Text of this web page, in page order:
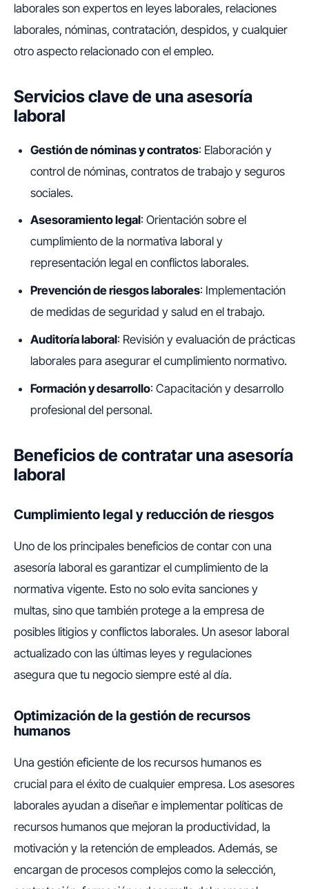
laborales son expertos en leyes laborales, relaciones
laborales, nóminas, contratación, despidos, y cualquier
otro aspecto relacionado con el empleo.
Servicios clave de una asesoría
laboral
Gestión de nóminas y contratos: Elaboración y
control de nóminas, contratos de trabajo y seguros
sociales.
Asesoramiento legal: Orientación sobre el
cumplimiento de la normativa laboral y
representación legal en conflictos laborales.
Prevención de riesgos laborales: Implementación
de medidas de seguridad y salud en el trabajo.
Auditoría laboral: Revisión y evaluación de prácticas
laborales para asegurar el cumplimiento normativo.
Formación y desarrollo: Capacitación y desarrollo
profesional del personal.
Beneficios de contratar una asesoría
laboral
Cumplimiento legal y reducción de riesgos
Uno de los principales beneficios de contar con una
asesoría laboral es garantizar el cumplimiento de la
normativa vigente. Esto no solo evita sanciones y
multas, sino que también protege a la empresa de
posibles litigios y conflictos laborales. Un asesor laboral
actualizado con las últimas leyes y regulaciones
asegura que tu negocio siempre esté al día.
Optimización de la gestión de recursos
humanos
Una gestión eficiente de los recursos humanos es
crucial para el éxito de cualquier empresa. Los asesores
laborales ayudan a diseñar e implementar políticas de
recursos humanos que mejoran la productividad, la
motivación y la retención de empleados. Además, se
encargan de procesos complejos como la selección,